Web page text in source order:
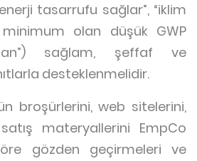
enerji tasarrufu sağlar”, “iklim
olan düşük GWP
sağlam, şeffaf ve
desteklenmelidir.
broşürlerini, web sitelerini,
materyallerini EmpCo
gözden geçirmeleri ve